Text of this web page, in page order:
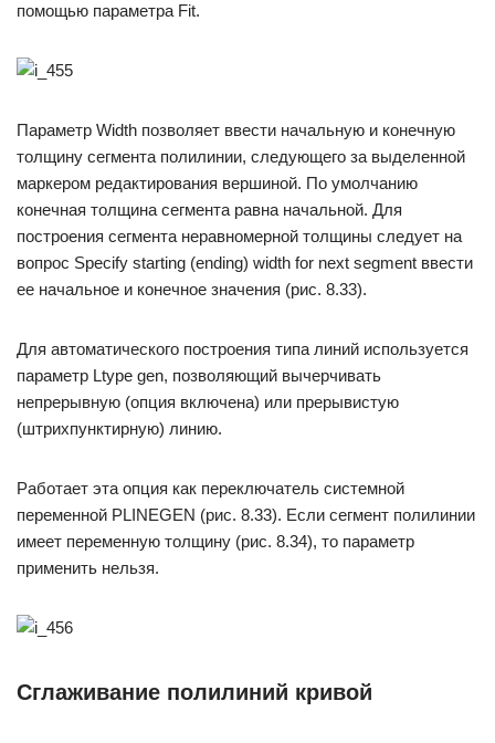
помощью параметра Fit.
Параметр Width позволяет ввести начальную и конечную
толщину сегмента полилинии, следующего за выделенной
маркером редактирования вершиной. По умолчанию
конечная толщина сегмента равна начальной. Для
построения сегмента неравномерной толщины следует на
вопрос Specify starting (ending) width for next segment ввести
ее начальное и конечное значения (рис. 8.33).
Для автоматического построения типа линий используется
параметр Ltype gen, позволяющий вычерчивать
непрерывную (опция включена) или прерывистую
(штрихпунктирную) линию.
Работает эта опция как переключатель системной
переменной PLINEGEN (рис. 8.33). Если сегмент полилинии
имеет переменную толщину (рис. 8.34), то параметр
применить нельзя.
Сглаживание полилиний кривой